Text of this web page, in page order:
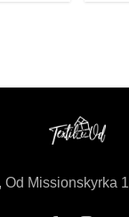
Od Missionskyrka